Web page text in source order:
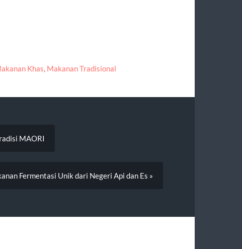
Khas, Makanan Tradisional
MAORI
Fermentasi Unik dari Negeri Api dan Es »